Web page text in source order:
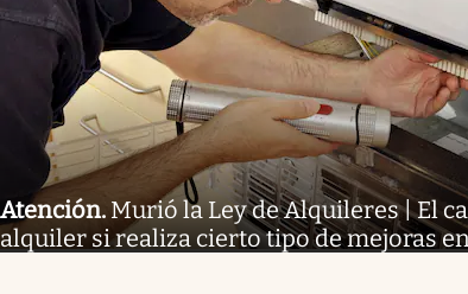
Atención. Murió la Ley de Alquileres | El
alquiler si realiza cierto tipo de mejoras